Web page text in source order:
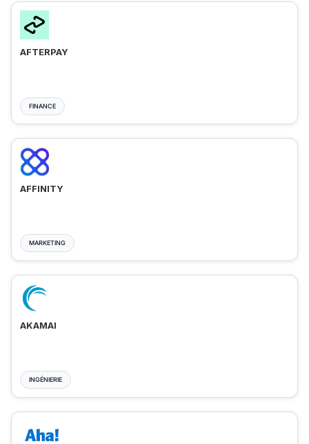
AFTERPAY
FINANCE
AFFINITY
MARKETING
AKAMAI
INGÉNIERIE